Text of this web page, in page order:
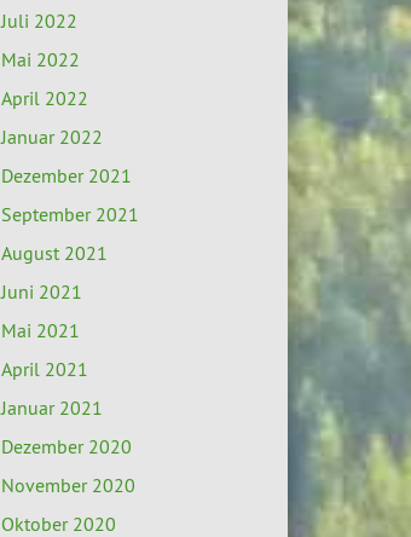
Juli 2022
Mai 2022
April 2022
Januar 2022
Dezember 2021
September 2021
August 2021
Juni 2021
Mai 2021
April 2021
Januar 2021
Dezember 2020
November 2020
Oktober 2020